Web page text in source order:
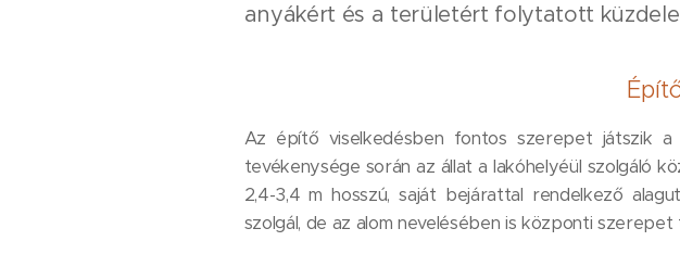
anyákért és a területért folytatott
Az építő viselkedésben fontos szerepet játszik
tevékenysége során az állat a lakóhelyéül szolgáló
2,4-3,4 m hosszú, saját bejárattal rendelkező
szolgál, de az alom nevelésében is központi